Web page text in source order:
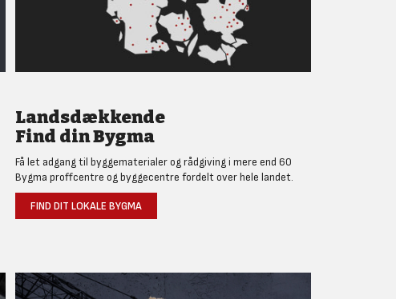
Landsdækkende
Find din Bygma
Få let adgang til byggematerialer og rådgiving i mere end 60
Bygma proffcentre og byggecentre fordelt over hele landet.
FIND DIT LOKALE BYGMA